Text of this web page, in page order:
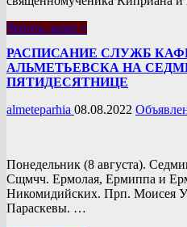
Читать далее »
РАСПИСАНИЕ СЛУЖБ
АЛЬМЕТЬЕВСКА НА
ПЯТИДЕСЯТНИЦЕ
almeteparhia 08.08.2022
Понедельник (8 августа).
Сщмчч. Ермолая, Ермиппа и
Никомидийских. Прп. Моисея
Параскевы. …